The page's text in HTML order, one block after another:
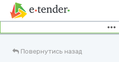
Повернутись назад